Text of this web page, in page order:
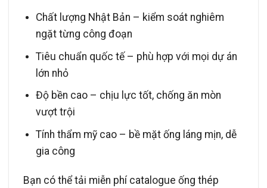
Chất lượng Nhật Bản – kiểm soát nghiêm
ngặt từng công đoạn
Tiêu chuẩn quốc tế – phù hợp với mọi dự án
lớn nhỏ
Độ bền cao – chịu lực tốt, chống ăn mòn
vượt trội
Tính thẩm mỹ cao – bề mặt ống láng mịn, dễ
gia công
Bạn có thể tải miễn phí catalogue ống thép